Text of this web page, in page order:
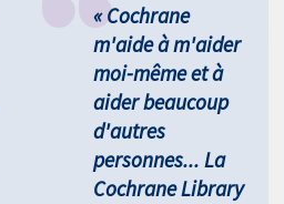
« Cochrane
m'aide à m'aider
moi-même et à
aider beaucoup
d'autres
personnes... La
Cochrane Library